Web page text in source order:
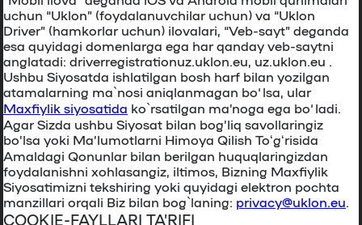
uchun “Uklon” (foydalanuvchilar uchun) va “Uklon
Driver” (hamkorlar uchun) ilovalari, “Veb-sayt” deganda
esa quyidagi domenlarga ega har qanday veb-saytni
anglatadi: driverregistrationuz.uklon.eu, uz.uklon.eu .
Ushbu Siyosatda ishlatilgan bosh harf bilan yozilgan
atamalarning ma`nosi aniqlanmagan bo‘lsa, ular
Maxfiylik siyosatida ko`rsatilgan maʼnoga ega bo‘ladi.
Agar Sizda ushbu Siyosat bilan bog’liq savollaringiz
bo’lsa yoki Ma’lumotlarni Himoya Qilish Toʻgʻrisida
Amaldagi Qonunlar bilan berilgan huquqlaringizdan
foydalanishni xohlasangiz, iltimos, Bizning Maxfiylik
Siyosatimizni tekshiring yoki quyidagi elektron pochta
manzillari orqali Biz bilan bog`laning: privacy@uklon.eu.
COOKIE-FAYLLARI TA’RIFI